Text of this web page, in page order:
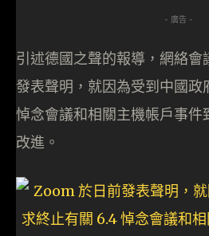
- 廣告 -
引述德國之聲的報導，網絡
發表聲明，就因為受到中國政
悼念會議和相關主機帳戶事件
改進。